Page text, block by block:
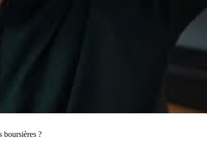
boursières ?